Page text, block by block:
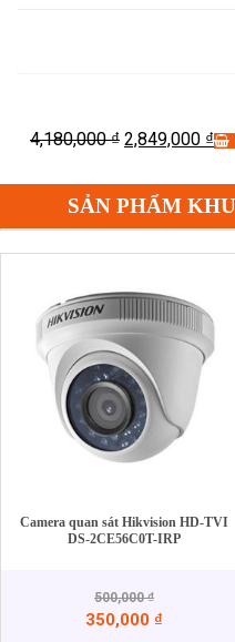
4,180,000₫ 2,849,000 ₫
SẢN PHẨM
Camera quan sát Hikvision HD-TVI
DS-2CE56C0T-IRP
500,000₫
350,000 ₫